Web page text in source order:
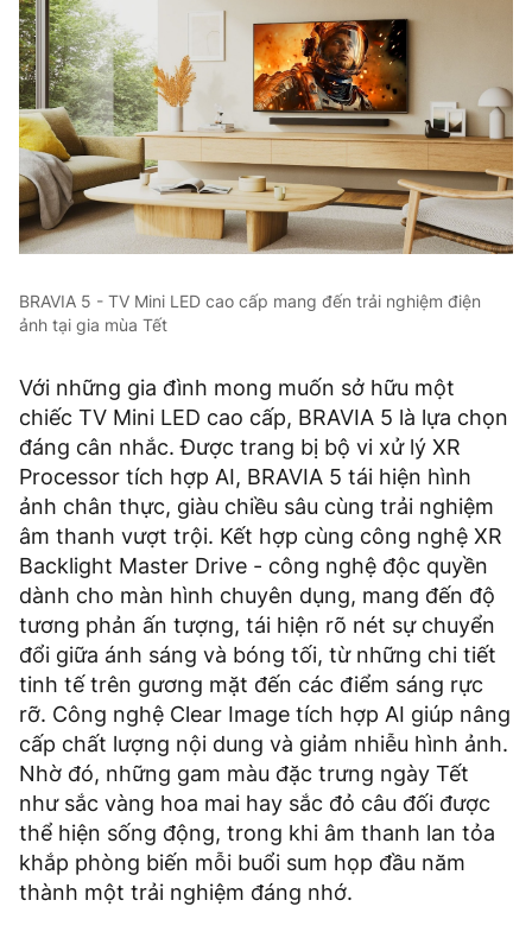
BRAVIA 5 - TV Mini LED cao cấp mang đến trải nghiệm điện
ảnh tại gia mùa Tết
Với những gia đình mong muốn sở hữu một
chiếc TV Mini LED cao cấp, BRAVIA 5 là lựa chọn
đáng cân nhắc. Được trang bị bộ vi xử lý XR
Processor tích hợp AI, BRAVIA 5 tái hiện hình
ảnh chân thực, giàu chiều sâu cùng trải nghiệm
âm thanh vượt trội. Kết hợp cùng công nghệ XR
Backlight Master Drive - công nghệ độc quyền
dành cho màn hình chuyên dụng, mang đến độ
tương phản ấn tượng, tái hiện rõ nét sự chuyển
đổi giữa ánh sáng và bóng tối, từ những chi tiết
tinh tế trên gương mặt đến các điểm sáng rực
rỡ. Công nghệ Clear Image tích hợp AI giúp nâng
cấp chất lượng nội dung và giảm nhiễu hình ảnh.
Nhờ đó, những gam màu đặc trưng ngày Tết
như sắc vàng hoa mai hay sắc đỏ câu đối được
thể hiện sống động, trong khi âm thanh lan tỏa
khắp phòng biến mỗi buổi sum họp đầu năm
thành một trải nghiệm đáng nhớ.